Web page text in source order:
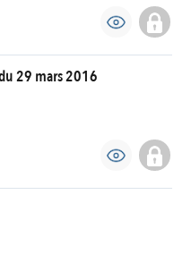
29 mars 2016